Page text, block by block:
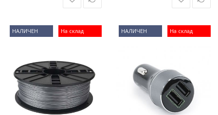
На склад
НАЛИЧЕН На склад
НАЛИЧЕН